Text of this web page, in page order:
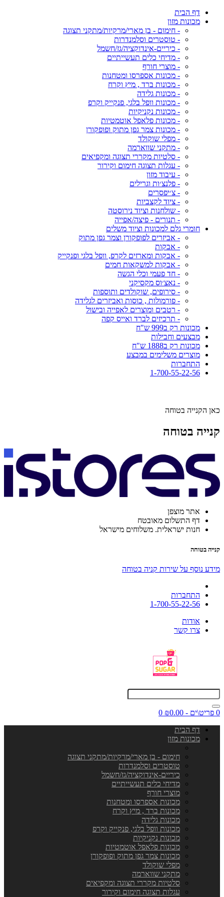
דף הבית
מכונות מזון
- חימום - בן מארי/מרקיות/מתקני תצוגה
- טוסטרים וסלמנדרות
- כיריים-אינדוקציה/גז/חשמל
- מדיחי כלים תעשייתיים
- מוצרי חורף
- מכונות אספרסו ומטחנות
- מכונות ברד , מיץ וקרח
- מכונות גלידה
- מכונות וופל בלגי, פנקייק וקרפ
- מכונות נקניקיות
- מכונות פלאפל אוטמטיות
- מכונות צמר גפן מתוק ופופקורן
- מפלי שוקולד
- מתקני שווארמה
- סלטיות מקררי תצוגה ומקפיאים
- עגלות תצוגה חימום וקירור
- עיבוד מזון
- פלנצ׳ות וגרילים
- צ׳יפסרים
- ציוד לקצביות
- שולחנות וציוד נירוסטה
- תנורים - פיצה/אפייה
חומרי גלם למכונות וציוד משלים
- אביזרים לפופקורן וצמר גפן מתוק
- אבקות
- אבקות ומארזים לקרפ, וופל בלגי ופנקייק
- אבקות למשקאות חמים
- חד פעמי וכלי הגשה
- נאצ׳וס מקסיקני
- סירופים, שוקולדים ותוספות
- פורמולות , כוסות ואביזרים לגלידה
- רטבים ומוצרים לאפייה ובישול
- תרכיזים לברד ואייס קפה
מכונות רק ב999 ש"ח
מבצעים וחבילות
מכונות רק ב1888 ש"ח
מוצרים משלימים במבצע
התחברות
1-700-55-22-56
כאן הקנייה בטוחה
קנייה בטוחה
אתר מוצפן
דף התשלום מאובטח
חנות ישראלית. משלוחים מישראל
קנייה בטוחה
מידע נוסף על שירות קניה בטוחה
התחברות
1-700-55-22-56
אודות
צרו קשר
0 פריט\ים - ₪0.00
0
דף הבית
מכונות מזון
חימום - בן מארי/מרקיות/מתקני תצוגה
טוסטרים וסלמנדרות
כיריים-אינדוקציה/גז/חשמל
מדיחי כלים תעשייתיים
מוצרי חורף
מכונות אספרסו ומטחנות
מכונות ברד , מיץ וקרח
מכונות גלידה
מכונות וופל בלגי, פנקייק וקרפ
מכונות נקניקיות
מכונות פלאפל אוטמטיות
מכונות צמר גפן מתוק ופופקורן
מפלי שוקולד
מתקני שווארמה
סלטיות מקררי תצוגה ומקפיאים
עגלות תצוגה חימום וקירור